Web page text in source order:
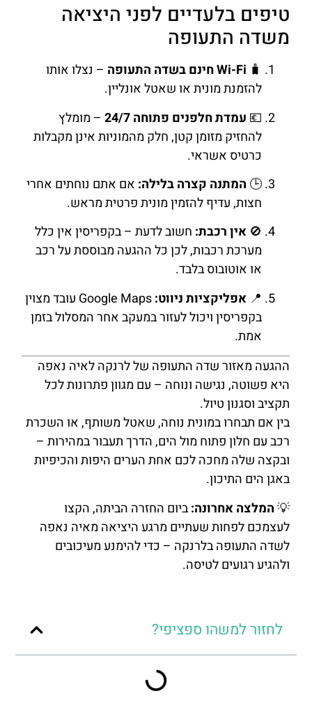
טיפים בלעדיים לפני היציאה
משדה התעופה
🧳 Wi-Fi חינם בשדה התעופה
– נצלו אותו
להזמנת מונית או שאטל אונליין.
💶 עמדת חלפנים פתוחה 24/7
– מומלץ
להחזיק מזומן קטן, חלק מהמוניות אינן מקבלות
כרטיס אשראי.
🕒 המתנה קצרה בלילה: אם אתם נוחתים אחרי
חצות, עדיף להזמין מונית פרטית מראש.
🚫אין רכבת: חשוב לדעת – בקפריסין אין כלל
מערכת רכבות, לכן כל ההגעה מבוססת על רכב
או אוטובוס בלבד.
📍אפליקציות ניווט:
Google Maps עובד מצוין
בקפריסין ויכול לעזור במעקב אחר המסלול בזמן
אמת.
ההגעה מאזור שדה התעופה של לרנקה לאיה נאפה
היא פשוטה, נגישה ונוחה – עם מגוון פתרונות לכל
תקציב וסגנון טיול.
בין אם תבחרו במונית נוחה, שאטל משותף, או השכרת
רכב עם חלון פתוח מול הים, הדרך תעבור במהירות –
ובקצה שלה מחכה לכם אחת הערים היפות והכיפיות
באגן הים התיכון.
💡המלצה אחרונה:ביום החזרה הביתה, הקצו
לעצמכם לפחות שעתיים מרגע היציאה מאיה נאפה
לשדה התעופה בלרנקה – כדי להימנע מעיכובים
ולהגיע רגועים לטיסה.
לחזור למשהו ספציפי?